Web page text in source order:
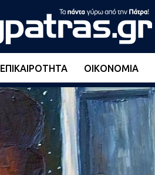
ΕΠΙΚΑΙΡΌΤΗΤΑ ΟΙΚΟΝΟΜΊΑ